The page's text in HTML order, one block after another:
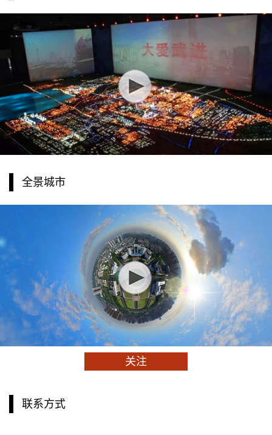
展示了武进城市发展的良好现
状。
真切切感受到了武进近年来项
目建设和经济社会发展所取得
的令人鼓舞的成就。
全景城市
关注
联系方式